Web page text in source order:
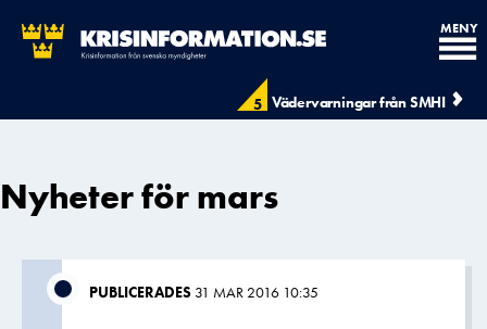
5 Vädervarningar från SMHI
MENY
Nyheter för mars
PUBLICERADES 31 MAR 2016 10:35